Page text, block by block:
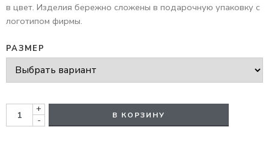
в цвет. Изделия бережно сложены в подарочную упаковку с
логотипом фирмы.
РАЗМЕР
+
-
В КОРЗИНУ